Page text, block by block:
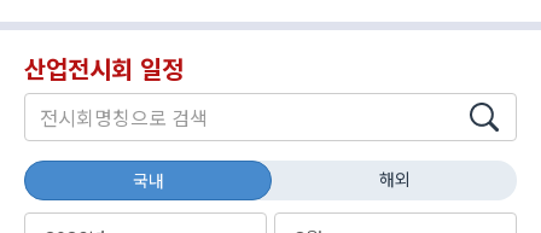
산업전시회 일정
국내 해외